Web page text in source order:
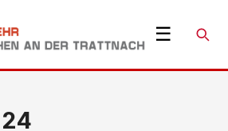
☰ Suche